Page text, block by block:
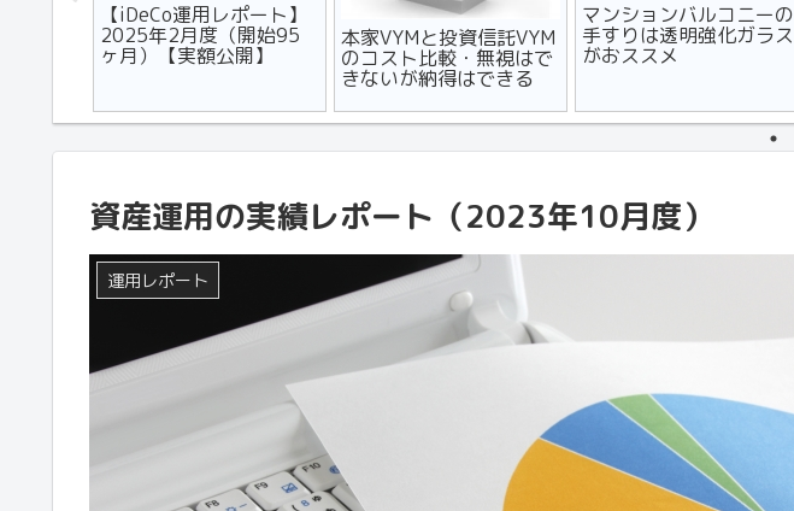
【iDeCo運用レポート】
2025年2月度（開始95
ヶ月）【実額公開】
本家VYMと投資信託VYM
のコスト比較・無視はで
きないが納得はできる
マンションバルコニーの
手すりは透明強化ガラス
がおススメ
資産運用の実績レポート（2023年10月度）
運用レポート